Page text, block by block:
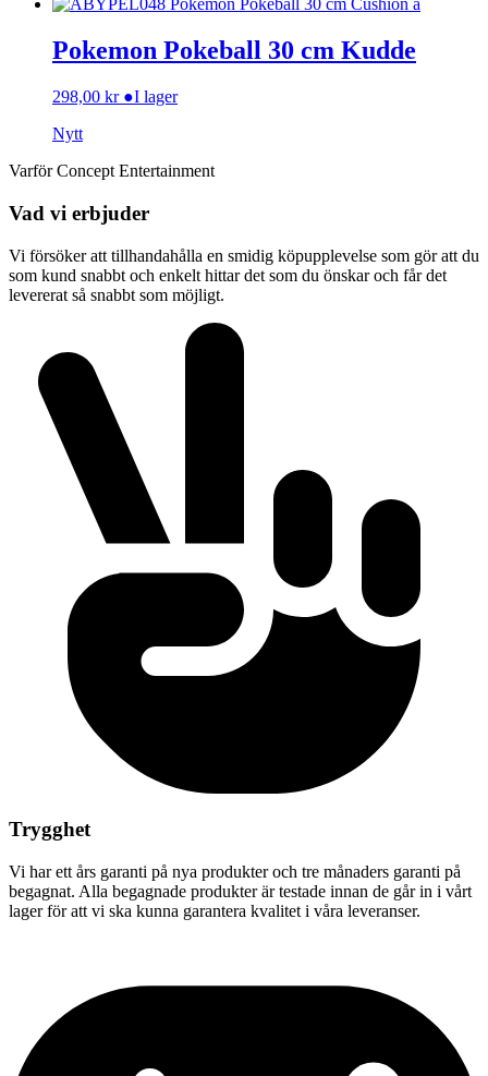
Pokemon Pokeball 30 cm Kudde
298,00 kr ●I lager
Nytt
Varför Concept Entertainment
Vad vi erbjuder
Vi försöker att tillhandahålla en smidig köpupplevelse som gör att du
som kund snabbt och enkelt hittar det som du önskar och får det
levererat så snabbt som möjligt.
Trygghet
Vi har ett års garanti på nya produkter och tre månaders garanti på
begagnat. Alla begagnade produkter är testade innan de går in i vårt
lager för att vi ska kunna garantera kvalitet i våra leveranser.